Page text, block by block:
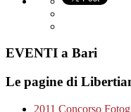
EVENTI a Bari
Le pagine di
2011 Concorso